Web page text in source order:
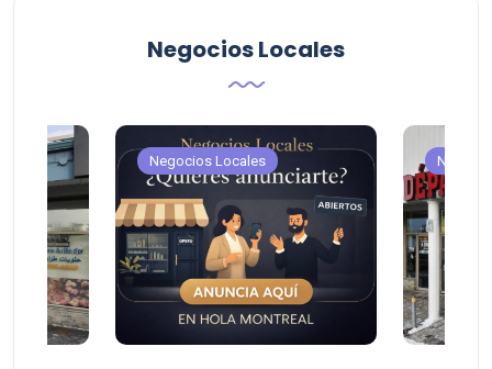
Negocios Locales
Negocios Locales